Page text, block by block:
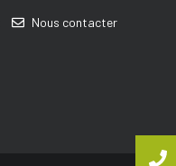
Nous contacter